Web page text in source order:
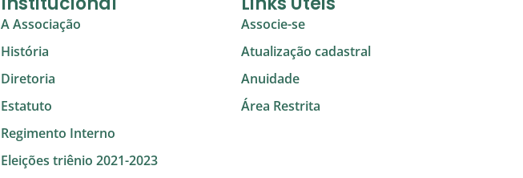
A Associação
História
Diretoria
Estatuto
Regimento Interno
Eleições triênio 2021-2023
Associe-se
Atualização cadastral
Anuidade
Área Restrita